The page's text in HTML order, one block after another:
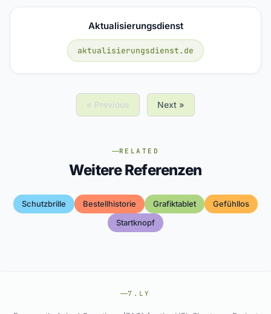
Aktualisierungsdienst
aktualisierungsdienst.de
« Previous Next »
RELATED
Weitere Referenzen
Schutzbrille Bestellhistorie Grafiktablet
Gefühllos
Startknopf
7.LY